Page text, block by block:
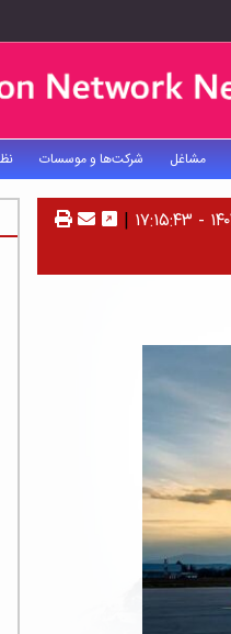
مشاغل شرکت‌ها و موسسات
|